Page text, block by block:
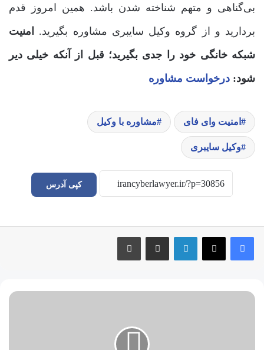
بی‌گناهی و متهم شناخته شدن باشد. همین امروز قدم
بردارید و از گروه وکیل سایبری مشاوره بگیرید.
امنیت
شبکه خانگی خود را جدی بگیرید؛ قبل از آنکه خیلی دیر
شود: درخواست مشاوره
امنیت وای فای مشاوره با وکیل
وکیل سایبری
کپی آدرس